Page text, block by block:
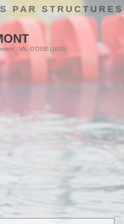
PAR STRUCTURES
: VAL-D'OISE (1633)